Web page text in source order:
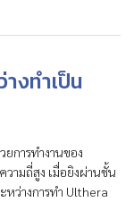
งทำเป็น
การทำงานของ
ามถี่สูง เมื่อยิงผ่านชั้น
หว่างการทำ Ulthera